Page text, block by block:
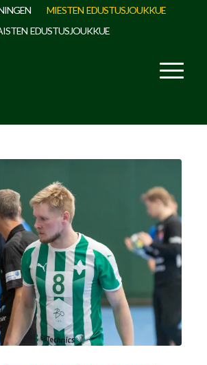
MIESTEN EDUSTUSJOUKKUE
EDUSTUSJOUKKUE